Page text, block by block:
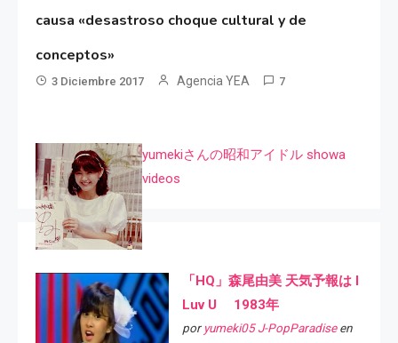
causa «desastroso choque cultural y de
conceptos»
3 Diciembre 2017 Agencia YEA 7
yumekiさんの昭和アイドル showa
videos
「HQ」森尾由美 天気予報は I
Luv U 1983年
por yumeki05 J-PopParadiseen